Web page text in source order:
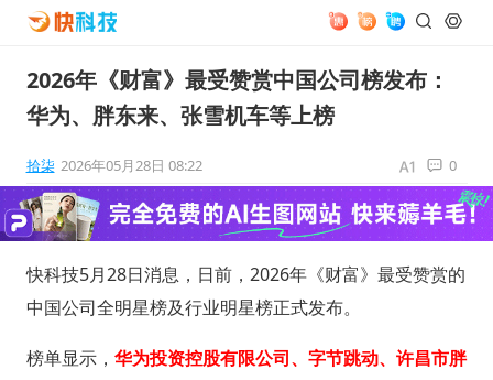
2026年《财富》最受赞赏中国公司榜发布：
华为、胖东来、张雪机车等上榜
拾柒 2026年05月28日 08:22 0
快科技5月28日消息，日前，2026年《财富》最受赞赏的
中国公司全明星榜及行业明星榜正式发布。
榜单显示， 华为投资控股有限公司、字节跳动、许昌市胖